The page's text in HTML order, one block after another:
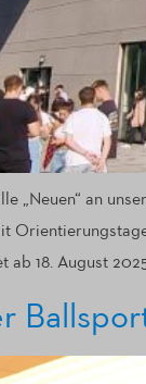
„Neuen“ an
ab 18. August